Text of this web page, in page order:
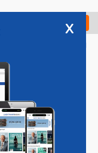
Check in
Vacatures
x